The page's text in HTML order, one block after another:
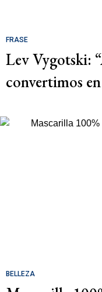
FRASE
Lev Vygotski:
convertimos
BELLEZA